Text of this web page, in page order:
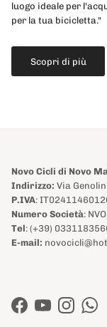
luogo ideale per
per la tua bicicletta."
Scopri di più
Novo Cicli di Novo
Indirizzo: Via
P.IVA:
Numero Società:
Tel: (+39)
E-mail:
Facebook
YouTubeInstagram